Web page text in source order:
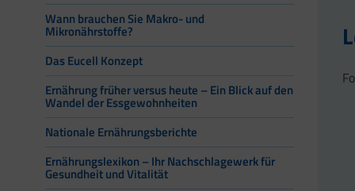
Wann brauchen Sie Makro- und
Mikronährstoffe?
Das Eucell Konzept
Ernährung früher versus heute – Ein Blick auf den
Wandel der Essgewohnheiten
Nationale Ernährungsberichte
Ernährungslexikon – Ihr Nachschlagewerk für
Gesundheit und Vitalität